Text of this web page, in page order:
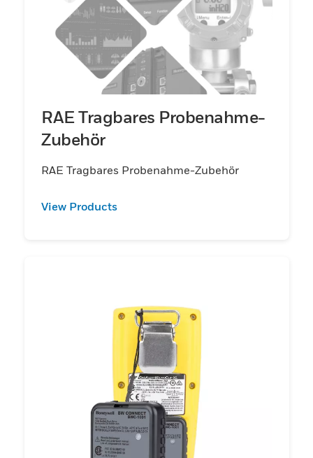
RAE Tragbares Probenahme-
Zubehör
RAE Tragbares Probenahme-Zubehör
View Products